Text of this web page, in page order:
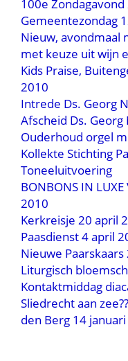
100e
Gemeentezondag
Nieuw, avondmaal
met keuze uit wijn
Kids Praise,
2010
Intrede Ds. Georg
Afscheid Ds.
Ouderhoud orgel
Kollekte Stichting
Toneeluitvoering
BONBONS IN
2010
Kerkreisje 20 april
Paasdienst 4 april
Nieuwe Paarskaars
Liturgisch
Kontaktmiddag
Sliedrecht aan
den Berg 14